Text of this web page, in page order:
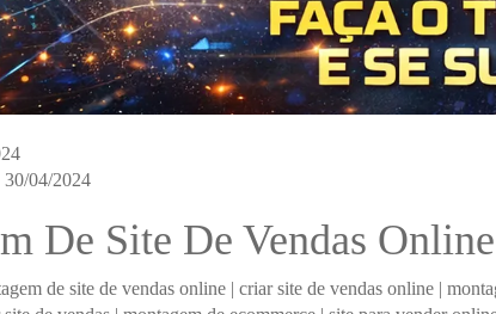
04/2024
De Site De Vendas Online
de site de vendas online | criar site de vendas online |